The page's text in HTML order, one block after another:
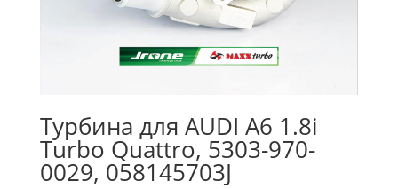
Турбина для AUDI A6 1.8i
Turbo Quattro, 5303-970-
0029, 058145703J